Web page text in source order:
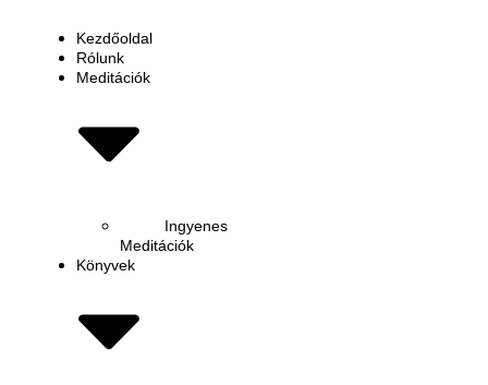
Kezdőoldal
Rólunk
Meditációk
Ingyenes
Meditációk
Könyvek